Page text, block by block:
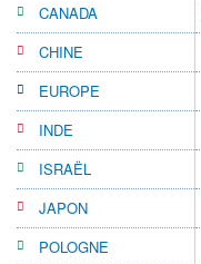
CANADA
CHINE
EUROPE
INDE
ISRAËL
JAPON
POLOGNE